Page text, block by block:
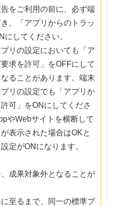
をご利用の前に、必ず端
、「アプリからのトラッ
にしてください。
リの設定においても「ア
求を許可」をOFFにして
ることがあります。端末
リの設定でも「アプリか
可」をONにしてくださ
やWebサイトを横断して
表示された場合はOKと
定がONになります。
成果対象外となることが
至るまで、同一の標準ブ